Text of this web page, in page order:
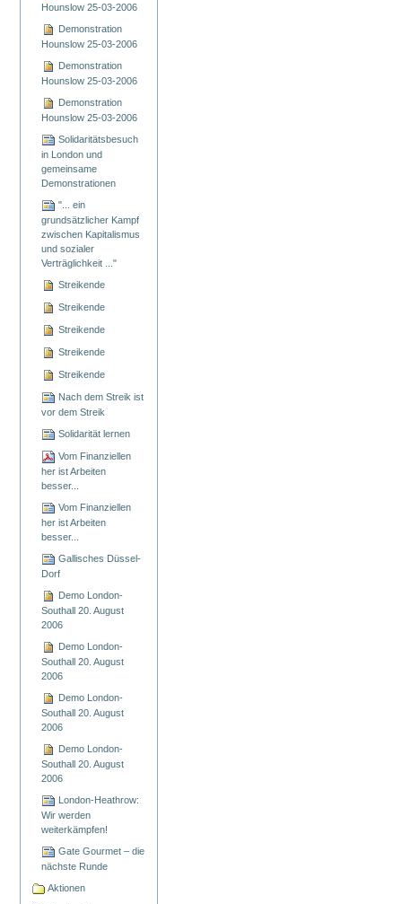
Hounslow 25-03-2006
Demonstration
Hounslow 25-03-2006
Demonstration
Hounslow 25-03-2006
Demonstration
Hounslow 25-03-2006
Solidaritätsbesuch
in London und
gemeinsame
Demonstrationen
"... ein
grundsätzlicher Kampf
zwischen Kapitalismus
und sozialer
Verträglichkeit ..."
Streikende
Streikende
Streikende
Streikende
Streikende
Nach dem Streik ist
vor dem Streik
Solidarität lernen
Vom Finanziellen
her ist Arbeiten
besser...
Vom Finanziellen
her ist Arbeiten
besser...
Gallisches Düssel-
Dorf
Demo London-
Southall 20. August
2006
Demo London-
Southall 20. August
2006
Demo London-
Southall 20. August
2006
Demo London-
Southall 20. August
2006
London-Heathrow:
Wir werden
weiterkämpfen!
Gate Gourmet – die
nächste Runde
Aktionen